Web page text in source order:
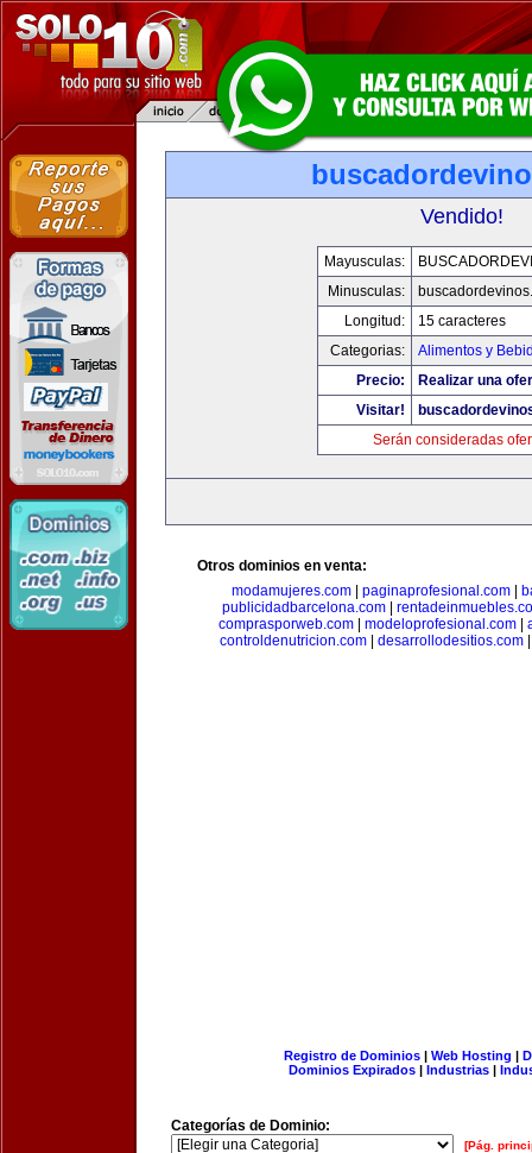
Vendido!
Mayusculas:
Minusculas:
Longitud:
15 caracteres
Categorias:
Alimentos y
Precio:
Realizar una
Visitar!
Serán consideradas
Otros dominios en venta:
modamujeres.com
paginaprofesional.com
publicidadbarcelona.com
comprasporweb.com| modeloprofesional.com|
controldenutricion.com
desarrollodesitios.com
Registro de Dominios| Web Hosting |
Dominios Expirados | Industrias |
Categorías de Dominio:
[Pág.